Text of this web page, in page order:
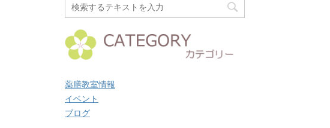
薬膳教室情報
イベント
ブログ